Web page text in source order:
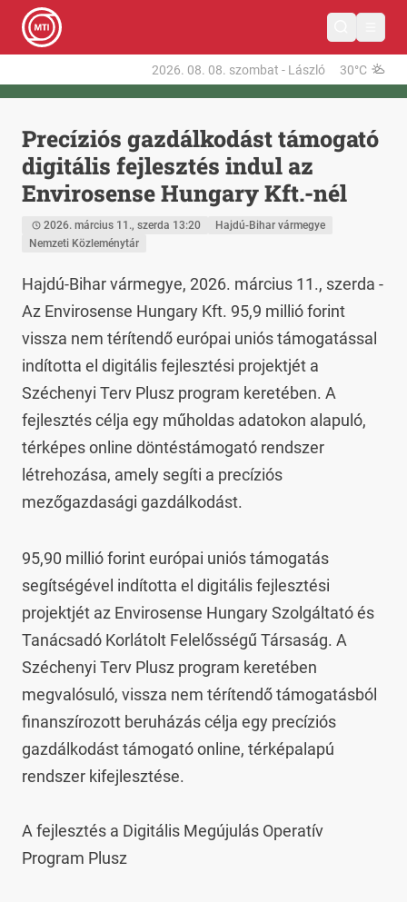
2026. 08. 08. szombat - László 30°C
Precíziós gazdálkodást támogató
digitális fejlesztés indul az
Envirosense Hungary Kft.-nél
2026. március 11., szerda 13:20
Hajdú-Bihar vármegye
Nemzeti Közleménytár
Hajdú-Bihar vármegye, 2026. március 11., szerda -
Az Envirosense Hungary Kft. 95,9 millió forint
vissza nem térítendő európai uniós támogatással
indította el digitális fejlesztési projektjét a
Széchenyi Terv Plusz program keretében. A
fejlesztés célja egy műholdas adatokon alapuló,
térképes online döntéstámogató rendszer
létrehozása, amely segíti a precíziós
mezőgazdasági gazdálkodást.
95,90 millió forint európai uniós támogatás
segítségével indította el digitális fejlesztési
projektjét az Envirosense Hungary Szolgáltató és
Tanácsadó Korlátolt Felelősségű Társaság. A
Széchenyi Terv Plusz program keretében
megvalósuló, vissza nem térítendő támogatásból
finanszírozott beruházás célja egy precíziós
gazdálkodást támogató online, térképalapú
rendszer kifejlesztése.
A fejlesztés a Digitális Megújulás Operatív
Program Plusz